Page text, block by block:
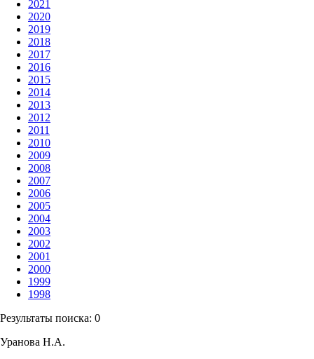
2021
2020
2019
2018
2017
2016
2015
2014
2013
2012
2011
2010
2009
2008
2007
2006
2005
2004
2003
2002
2001
2000
1999
1998
Результаты поиска: 0
Уранова Н.А.